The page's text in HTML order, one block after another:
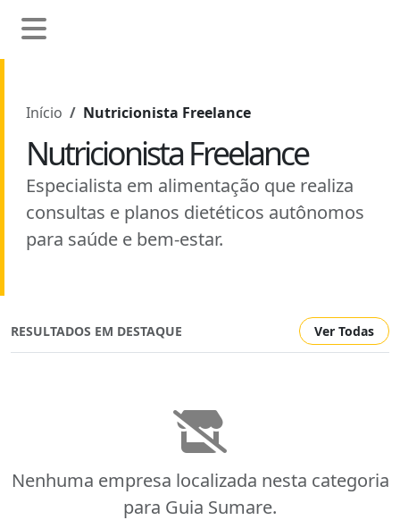
Início Nutricionista Freelance
Nutricionista Freelance
Especialista em alimentação que realiza
consultas e planos dietéticos autônomos
para saúde e bem-estar.
RESULTADOS EM DESTAQUE Ver Todas
Nenhuma empresa localizada nesta categoria
para Guia Sumare.